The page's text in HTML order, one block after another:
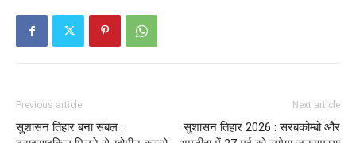
Previous article
सुशासन तिहार बना संबल :
Next article
सुशासन तिहार 2026 : सरबकोम्बो और